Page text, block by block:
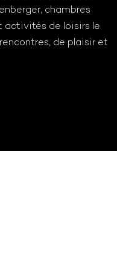
chambres
activités de loisirs le
de plaisir et